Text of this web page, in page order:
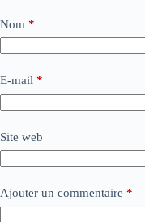
Nom *
E-mail *
Site web
Ajouter un commentaire *